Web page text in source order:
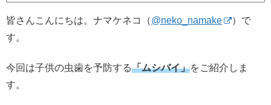
皆さんこんにちは。ナマケネコ（@neko_namake
）で
す。
今回は子供の虫歯を予防する「ムシバイ」をご紹介しま
す。